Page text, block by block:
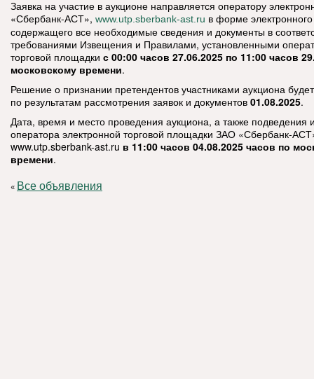
Заявка на участие в аукционе направляется оператору
«Сбербанк-АСТ», www.utp.sberbank-ast.ru в форме
содержащего все необходимые сведения и документы в
требованиями Извещения и Правилами, установленными
торговой площадки с 00:00 часов 27.06.2025 по 11:00 часов
московскому времени.
Решение о признании претендентов участниками аукциона
по результатам рассмотрения заявок и документов 01.08.2025.
Дата, время и место проведения аукциона, а также подведения
оператора электронной торговой площадки ЗАО «Сбербанк-
www.utp.sberbank-ast.ru в 11:00 часов 04.08.2025 часов по
времени.
« Все объявления